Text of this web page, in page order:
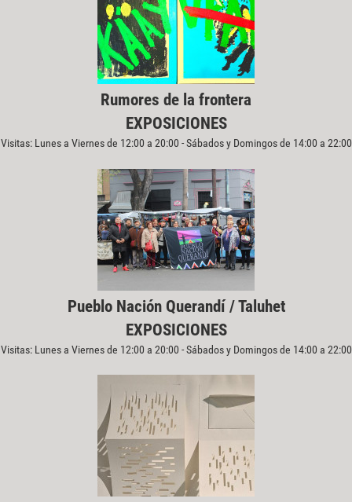
Rumores de la frontera
EXPOSICIONES
Visitas: Lunes a Viernes de 12:00 a 20:00 - Sábados y Domingos de 14:00 a 22:00
Pueblo Nación Querandí / Taluhet
EXPOSICIONES
Visitas: Lunes a Viernes de 12:00 a 20:00 - Sábados y Domingos de 14:00 a 22:00